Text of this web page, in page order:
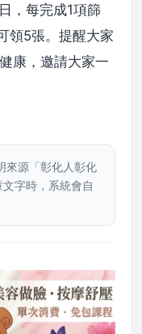
，每完成1項篩
領5張。提醒大家
康，邀請大家一
來源「彰化人彰化
文字時，系統會自